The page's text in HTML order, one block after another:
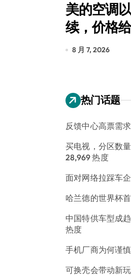
美的空调
续，价格
装！
8 月 7, 2026
热门话题
反馈中心高票需
买电视，分区数
28,969 热度
面对网络拉踩车
哈兰德的世界杯
中国特供车型成
热度
手机厂商为何谨
可换壳会带动新